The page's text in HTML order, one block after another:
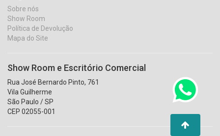
Sobre nós
Show Room
Política de Devolução
Mapa do Site
Show Room e Escritório Comercial
Rua José Bernardo Pinto, 761
Vila Guilherme
São Paulo / SP
CEP 02055-001